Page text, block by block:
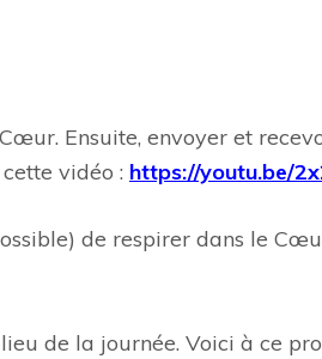
Ensuite, envoyer et
vidéo : https://youtu.be/
de respirer dans le
de la journée. Voici à ce